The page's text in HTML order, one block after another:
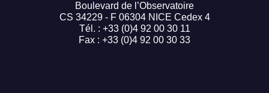
Boulevard de l’Observatoire
CS 34229 - F 06304 NICE Cedex 4
Tél. : +33 (0)4 92 00 30 11
Fax : +33 (0)4 92 00 30 33